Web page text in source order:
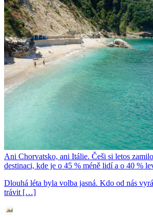
Ani Chorvatsko, ani Itálie. Češi si letos
destinaci, kde je o 45 % méně lidí a o 40 %
Dlouhá léta byla volba jasná. Kdo od nás
trávit […]